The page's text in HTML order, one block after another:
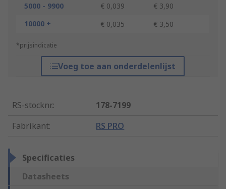
5000 - 9900
€ 0,039
€ 3,90
10000 +
€ 0,035 € 3,50
*prijsindicatie
Voeg toe aan onderdelenlijst
RS-stocknr.:
178-7199
Fabrikant: RS PRO
Specificaties
Datasheets